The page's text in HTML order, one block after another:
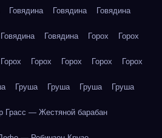
Говядина Говядина Говядина
Говядина Говядина Горох Горох
Горох Горох Горох Горох Горох
Груша Груша Груша Груша
Грасс — Жестяной барабан